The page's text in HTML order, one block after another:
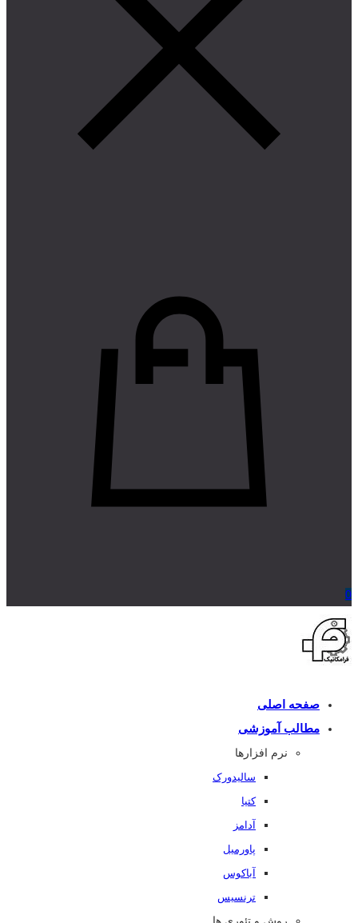
0
صفحه اصلی
مطالب آموزشی
نرم افزارها
سالیدورک
کتیا
آدامز
پاورمیل
آباکوس
ترنسیس